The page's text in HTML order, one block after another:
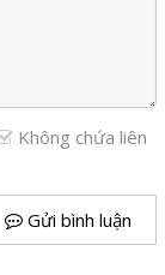
Không chứa liên
Gửi bình luận